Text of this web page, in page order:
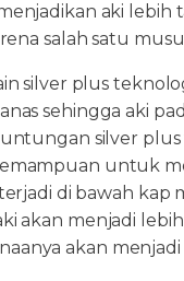
aki lebih
salah satu
silver plus
sehingga aki
silver
untuk
di bawah kap
akan menjadi
akan menjadi